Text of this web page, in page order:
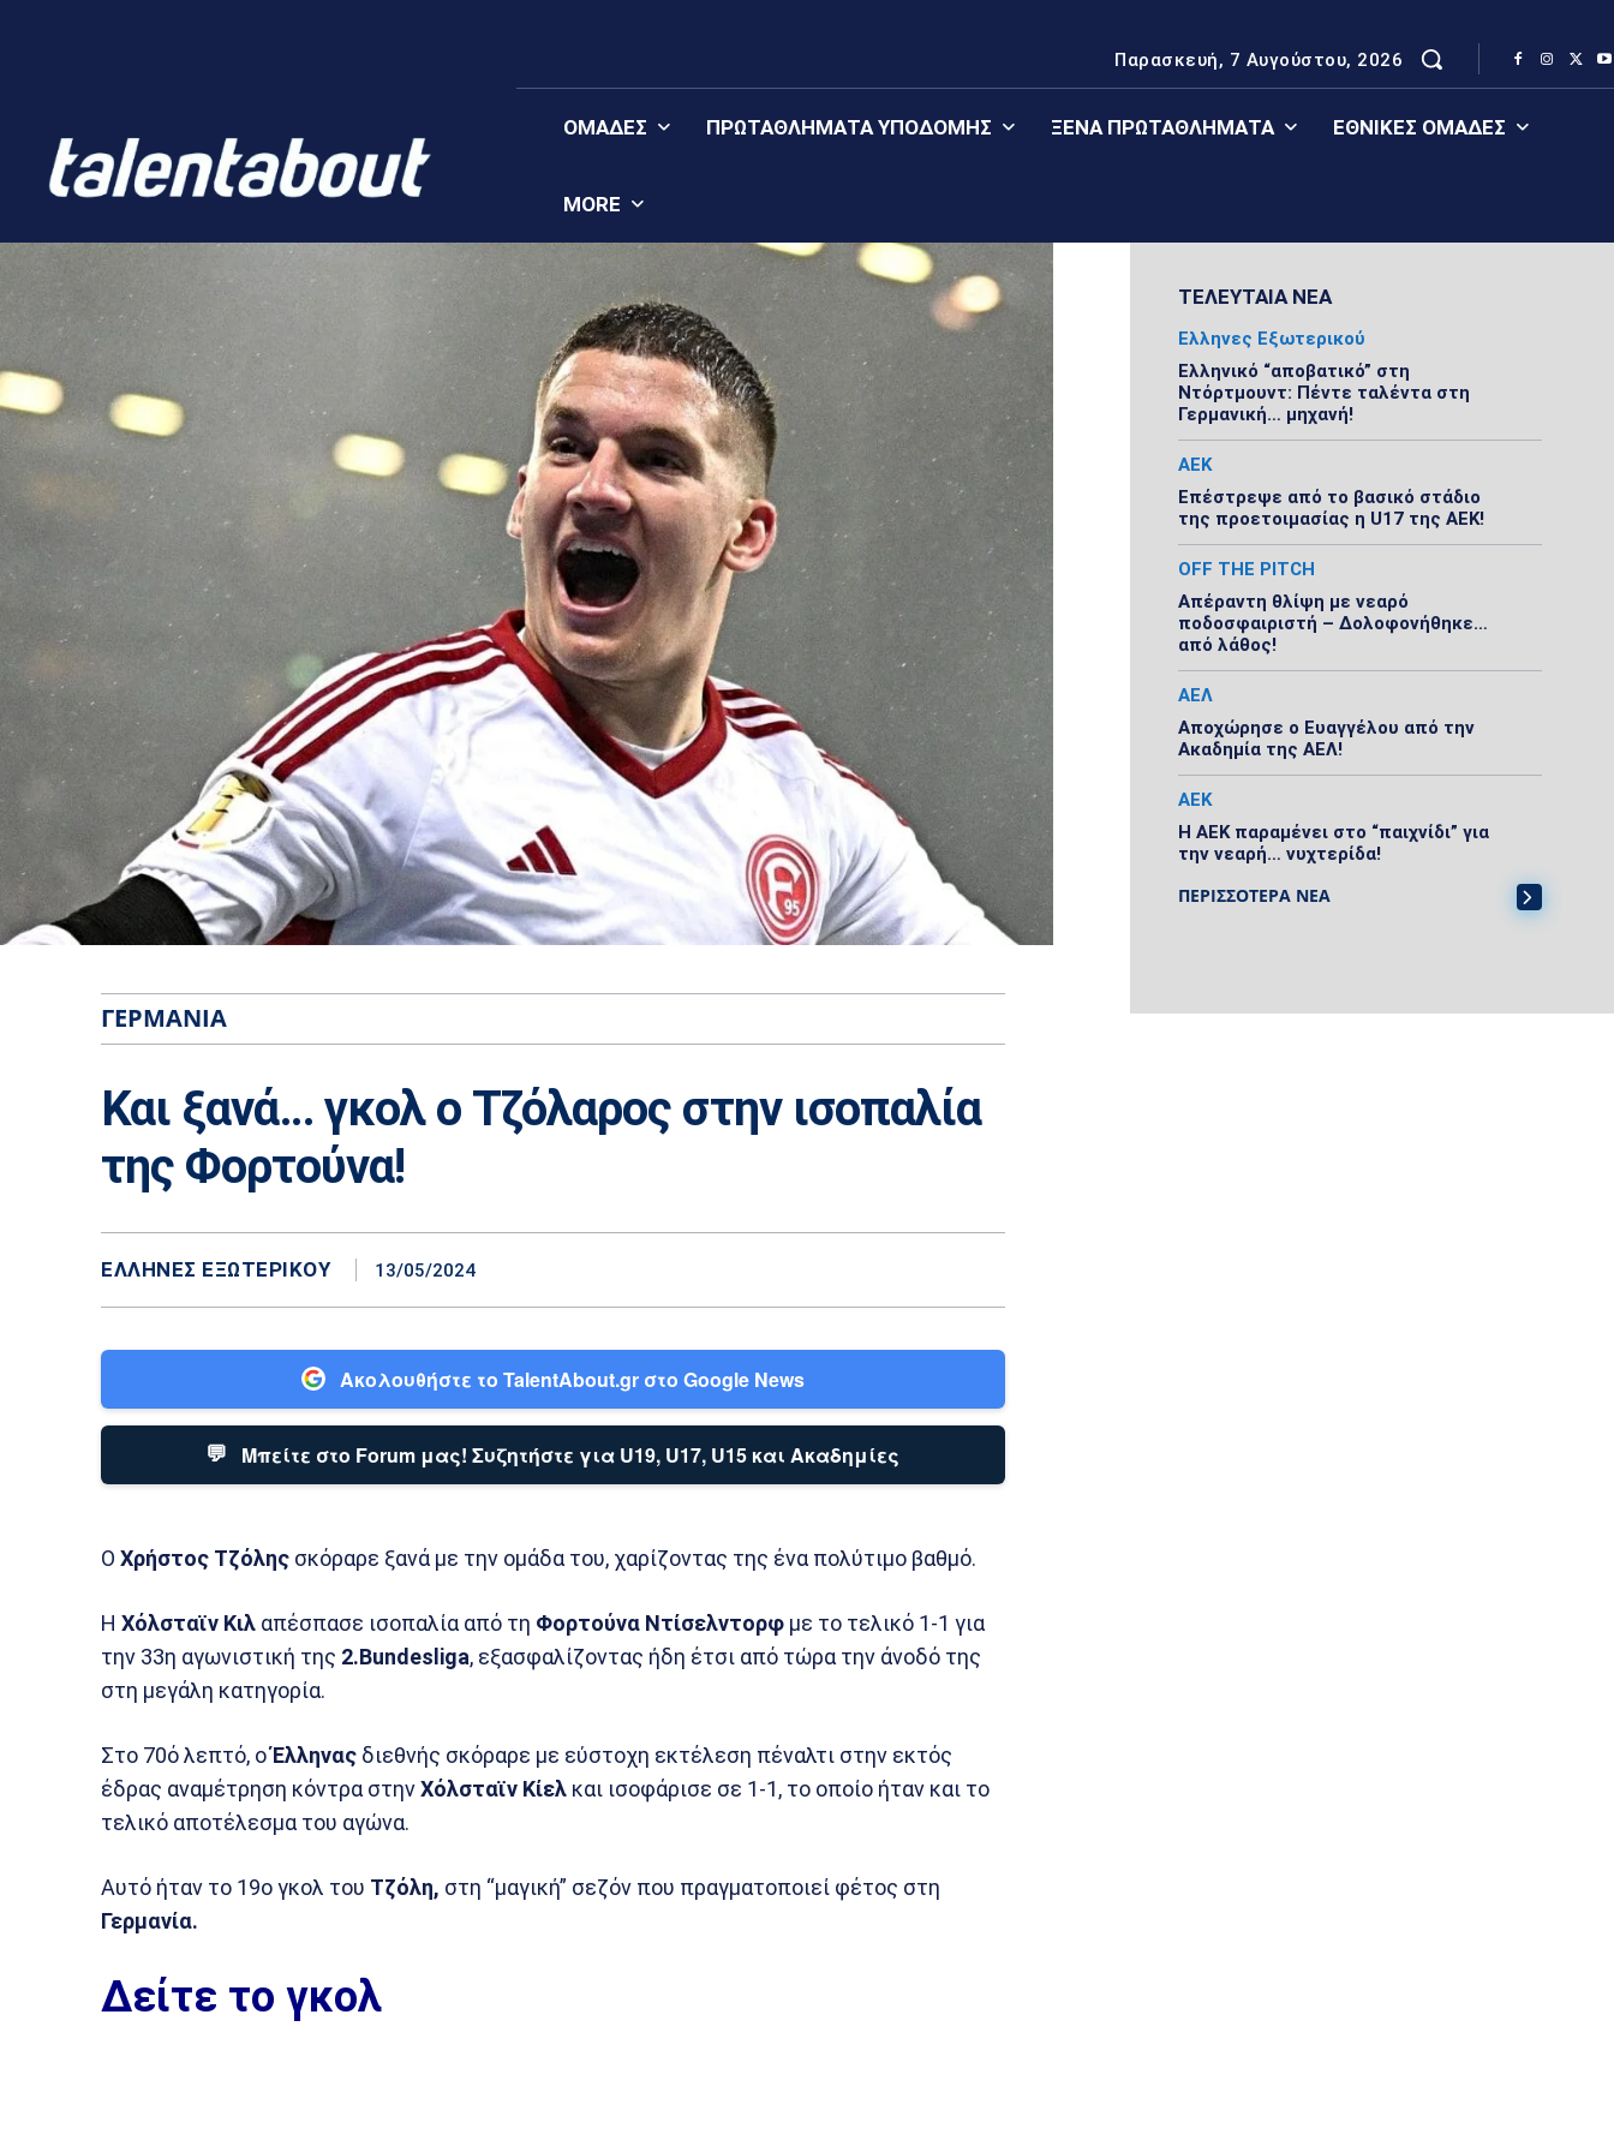
Παρασκευή, 7 Αυγούστου, 2026
ΟΜΆΔΕΣ ΠΡΩΤΑΘΛΉΜΑΤΑ YΠΟΔΟΜΉΣ ΞΈΝΑ ΠΡΩΤΑΘΛΉΜΑΤΑ ΕΘΝΙΚΈΣ ΟΜΆΔΕΣ
MORE
ΓΕΡΜΑΝΊΑ
Και ξανά… γκολ ο Τζόλαρος στην ισοπαλία
της Φορτούνα!
ΕΛΛΗΝΕΣ ΕΞΩΤΕΡΙΚΟΎ 13/05/2024
Ακολουθήστε το TalentAbout.gr στο Google News
💬 Μπείτε στο Forum μας! Συζητήστε για U19, U17, U15 και Ακαδημίες
Ο Χρήστος Τζόλης σκόραρε ξανά με την ομάδα του, χαρίζοντας της ένα πολύτιμο βαθμό.
Η Χόλσταϊν Κιλ απέσπασε ισοπαλία από τη Φορτούνα Ντίσελντορφ με το τελικό 1-1 για
την 33η αγωνιστική της 2.Bundesliga, εξασφαλίζοντας ήδη έτσι από τώρα την άνοδό της
στη μεγάλη κατηγορία.
Στο 70ό λεπτό, οΈλληνας διεθνής σκόραρε με εύστοχη εκτέλεση πέναλτι στην εκτός
έδρας αναμέτρηση κόντρα στηνΧόλσταϊν Κίελ και ισοφάρισε σε 1-1, το οποίο ήταν και το
τελικό αποτέλεσμα του αγώνα.
Αυτό ήταν το 19ο γκολ του Τζόλη, στη “μαγική” σεζόν που πραγματοποιεί φέτος στη
Γερμανία.
Δείτε το γκολ
ΤΕΛΕΥΤΑΙΑ ΝΕΑ
Ελληνες Εξωτερικού
Ελληνικό “αποβατικό” στη
Ντόρτμουντ: Πέντε ταλέντα στη
Γερμανική… μηχανή!
ΑΕΚ
Επέστρεψε από το βασικό στάδιο
της προετοιμασίας η U17 της ΑΕΚ!
OFF THE PITCH
Απέραντη θλίψη με νεαρό
ποδοσφαιριστή – Δολοφονήθηκε…
από λάθος!
ΑΕΛ
Αποχώρησε ο Ευαγγέλου από την
Ακαδημία της ΑΕΛ!
ΑΕΚ
Η ΑΕΚ παραμένει στο “παιχνίδι” για
την νεαρή… νυχτερίδα!
ΠΕΡΙΣΣΟΤΕΡΑ ΝΕΑ